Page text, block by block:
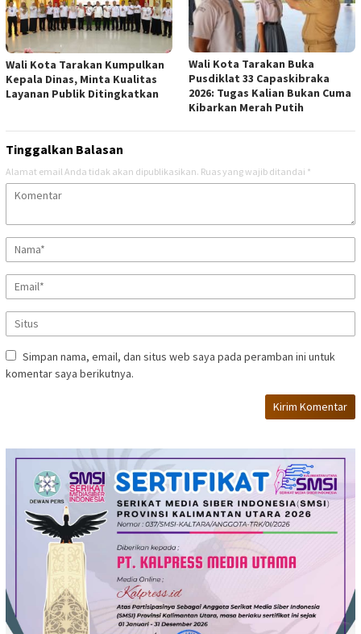
Wali Kota Tarakan Kumpulkan
Kepala Dinas, Minta Kualitas
Layanan Publik Ditingkatkan
Wali Kota Tarakan Buka
Pusdiklat 33 Capaskibraka
2026: Tugas Kalian Bukan Cuma
Kibarkan Merah Putih
Tinggalkan Balasan
Alamat email Anda tidak akan dipublikasikan. Ruas yang wajib ditandai *
Simpan nama, email, dan situs web saya pada peramban ini untuk
komentar saya berikutnya.